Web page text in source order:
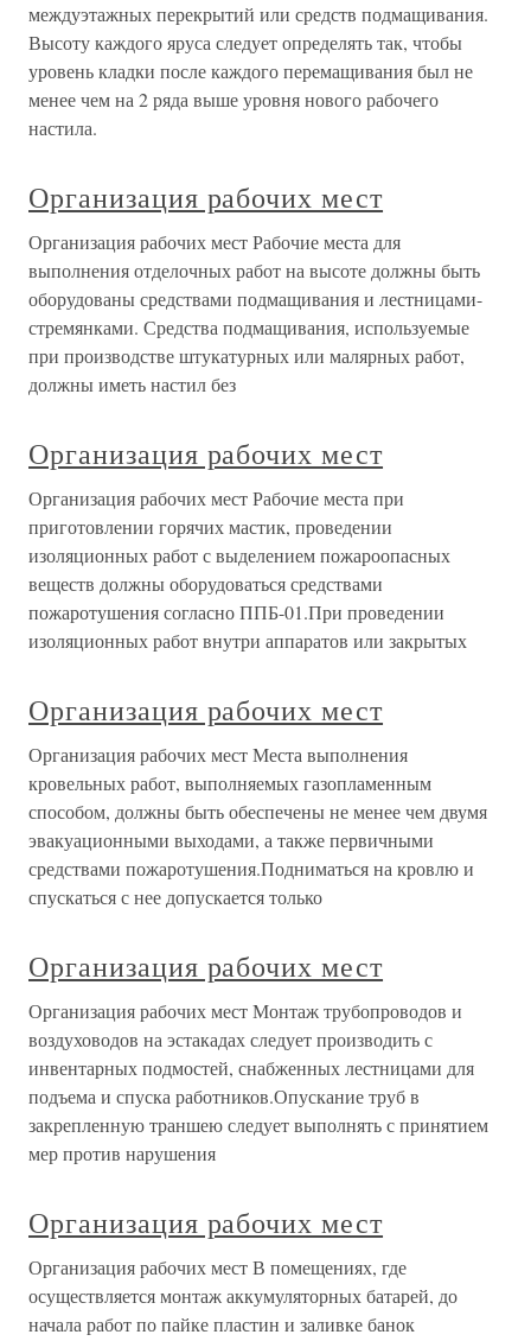
междуэтажных перекрытий или средств подмащивания.
Высоту каждого яруса следует определять так, чтобы
уровень кладки после каждого перемащивания был не
менее чем на 2 ряда выше уровня нового рабочего
настила.
Организация рабочих мест
Организация рабочих мест Рабочие места для
выполнения отделочных работ на высоте должны быть
оборудованы средствами подмащивания и лестницами-
стремянками. Средства подмащивания, используемые
при производстве штукатурных или малярных работ,
должны иметь настил без
Организация рабочих мест
Организация рабочих мест Рабочие места при
приготовлении горячих мастик, проведении
изоляционных работ с выделением пожароопасных
веществ должны оборудоваться средствами
пожаротушения согласно ППБ-01.При проведении
изоляционных работ внутри аппаратов или закрытых
Организация рабочих мест
Организация рабочих мест Места выполнения
кровельных работ, выполняемых газопламенным
способом, должны быть обеспечены не менее чем двумя
эвакуационными выходами, а также первичными
средствами пожаротушения.Подниматься на кровлю и
спускаться с нее допускается только
Организация рабочих мест
Организация рабочих мест Монтаж трубопроводов и
воздуховодов на эстакадах следует производить с
инвентарных подмостей, снабженных лестницами для
подъема и спуска работников.Опускание труб в
закрепленную траншею следует выполнять с принятием
мер против нарушения
Организация рабочих мест
Организация рабочих мест В помещениях, где
осуществляется монтаж аккумуляторных батарей, до
начала работ по пайке пластин и заливке банок